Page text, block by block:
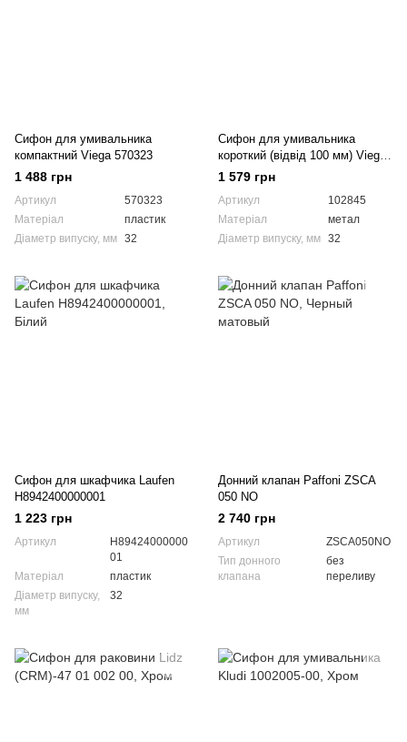
Сифон для умивальника
компактний Viega 570323
1 488 грн
Артикул
570323
Матеріал
пластик
Діаметр випуску, мм 32
Сифон для умивальника
короткий (відвід 100 мм) Viega
102845
1 579 грн
Артикул
102845
Матеріал
метал
Діаметр випуску, мм 32
Сифон для шкафчика Laufen
H8942400000001
1 223 грн
Артикул
H89424000000
01
Матеріал
пластик
Діаметр випуску,
мм
32
Донний клапан Paffoni ZSCA
050 NO
2 740 грн
Артикул
ZSCA050NO
Тип донного
клапана
без
переливу